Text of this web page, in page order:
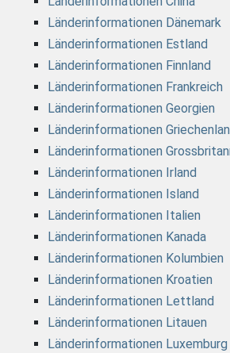
Länderinformationen Dänemark
Länderinformationen Estland
Länderinformationen Finnland
Länderinformationen Frankreich
Länderinformationen Georgien
Länderinformationen
Länderinformationen
Länderinformationen Irland
Länderinformationen Island
Länderinformationen Italien
Länderinformationen Kanada
Länderinformationen Kolumbien
Länderinformationen Kroatien
Länderinformationen Lettland
Länderinformationen Litauen
Länderinformationen Luxemburg